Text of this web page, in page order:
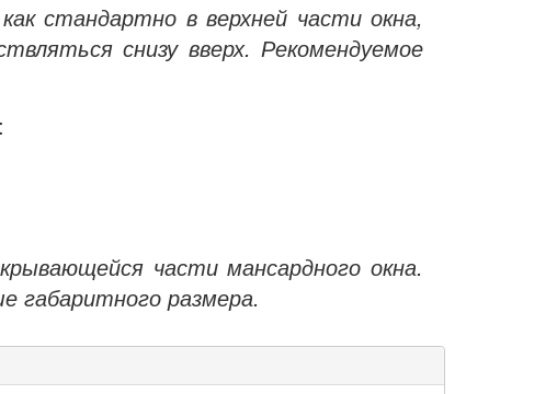
стандартно в верхней части окна,
снизу вверх. Рекомендуемое
части мансардного окна.
габаритного размера.